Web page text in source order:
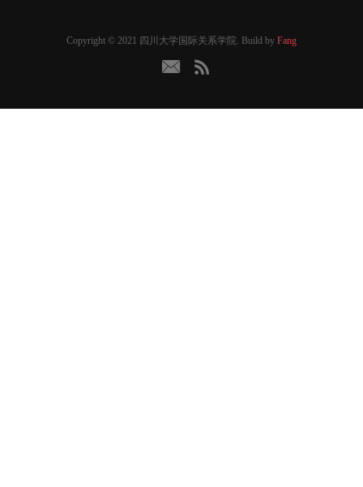
Copyright © 2021 四川大学国际关系学院. Build by Fang